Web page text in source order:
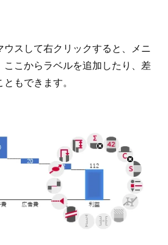
スして右クリックすると、メニ
ここからラベルを追加したり、差
もできます。